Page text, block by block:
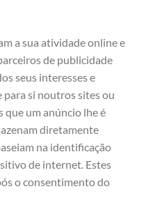
a sua atividade online e
de publicidade
seus interesses e
si noutros sites ou
que um anúncio lhe é
diretamente
na identificação
de internet. Estes
o consentimento do